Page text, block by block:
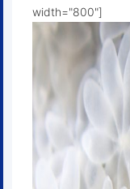
width="800"]